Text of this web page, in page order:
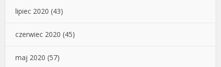
lipiec 2020 (43)
czerwiec 2020 (45)
maj 2020 (57)